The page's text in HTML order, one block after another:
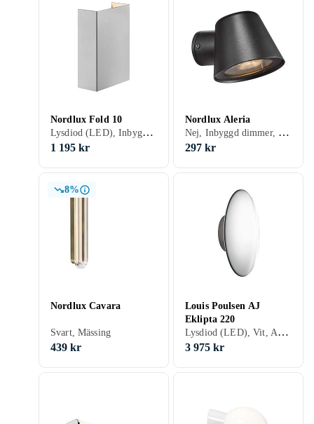
Nordlux Fold 10
Lysdiod (LED), Inbyggd dimmer, Lämplig för badrum, Vit, Svart, Silver, Aluminium, Grå/Antracit, Brun, Koppar, Mässing
1 195 kr
Nordlux Aleria
Nej, Inbyggd dimmer, Spotlight, Vit, Svart, Silver, Aluminium, Grå/Antracit, Guld, Mässing, GU10
297 kr
8%
Nordlux Cavara
Svart, Mässing
439 kr
Louis Poulsen AJ
Eklipta 220
Lysdiod (LED), Vit, Aluminium, Blå, GX24q-2
3 975 kr